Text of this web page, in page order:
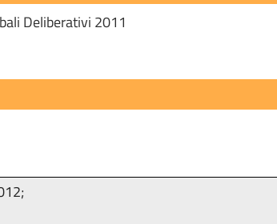
Deliberativi 2011